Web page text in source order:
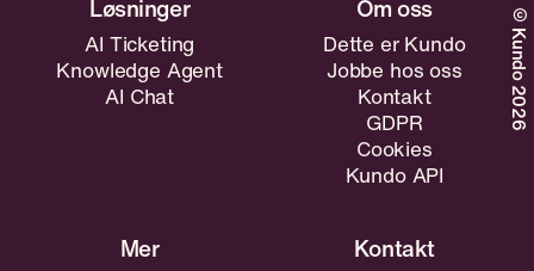
©Kundo 2026
AI Ticketing
Knowledge Agent
AI Chat
Dette er Kundo
Jobbe hos oss
Kontakt
GDPR
Cookies
Kundo API